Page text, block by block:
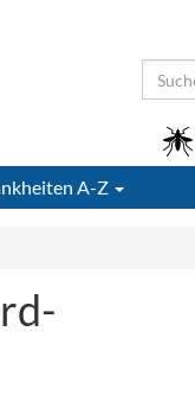
A-Z